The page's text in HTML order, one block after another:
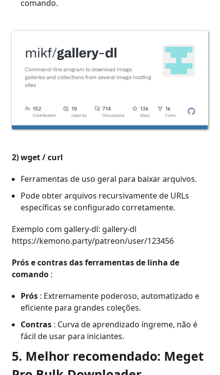
comando.
2)wget / curl
Ferramentas de uso geral para baixar arquivos.
Pode obter arquivos recursivamente de URLs
específicas se configurado corretamente.
Exemplo com gallery-dl: gallery-dl
https://kemono.party/patreon/user/123456
Prós e contras das ferramentas de linha de
comando :
Prós : Extremamente poderoso, automatizado e
eficiente para grandes coleções.
Contras : Curva de aprendizado íngreme, não é
fácil de usar para iniciantes.
5. Melhor recomendado: Meget